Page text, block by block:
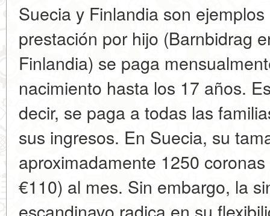
Suecia y Finlandia son
prestación por hijo (Barnbidrag
Finlandia) se paga
nacimiento hasta los 17 años.
decir, se paga a todas las
sus ingresos. En Suecia, su
aproximadamente 1250
€110) al mes. Sin embargo, la
escandinavo radica en su